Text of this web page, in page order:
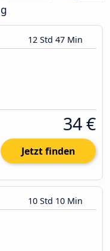
12 Std 47 Min
34 €
Jetzt finden
10 Std 10 Min